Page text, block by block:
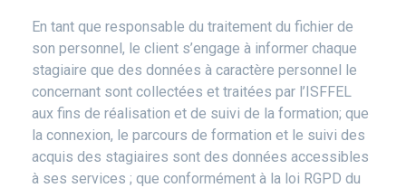
En tant que responsable du traitement du fichier de
son personnel, le client s’engage à informer chaque
stagiaire que des données à caractère personnel le
concernant sont collectées et traitées par l’ISFFEL
aux fins de réalisation et de suivi de la formation; que
la connexion, le parcours de formation et le suivi des
acquis des stagiaires sont des données accessibles
à ses services ; que conformément à la loi RGPD du